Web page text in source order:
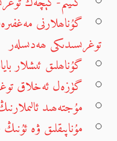
گۇناھلارنى
توغرىسىدىكى ھەدىسلەر
گۇناھلىق ئىشلار
گۈزەل ئەخلاق
مۇجتەھىد
مۇناپىقلىق ۋە